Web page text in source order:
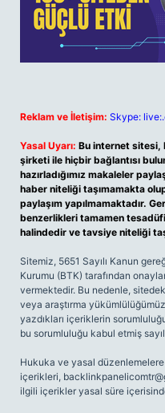
Reklam ve İletişim: Skype:
Yasal Uyarı: Bu internet sitesi,
şirketi ile hiçbir bağlantısı
hazırladığımız makaleler
haber niteliği taşımamakta
paylaşım yapılmamaktadır.
benzerlikleri tamamen
halindedir ve tavsiye niteliği
Sitemiz, 5651 Sayılı Kanun
Kurumu (BTK) tarafından
vermektedir. Bu nedenle,
veya araştırma
yazdıkları içeriklerin
bu sorumluluğu kabul etmiş
Hukuka ve yasal
içerikleri,
ilgili içerikler yasal süre